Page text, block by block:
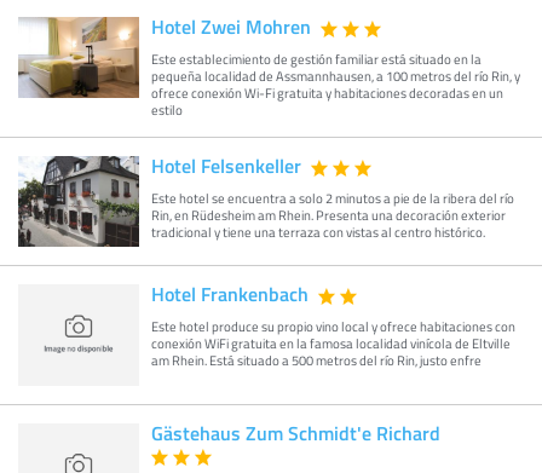
Hotel Zwei Mohren
Este establecimiento de gestión familiar está situado en la
pequeña localidad de Assmannhausen, a 100 metros del río Rin, y
ofrece conexión Wi-Fi gratuita y habitaciones decoradas en un
estilo
Hotel Felsenkeller
Este hotel se encuentra a solo 2 minutos a pie de la ribera del río
Rin, en Rüdesheim am Rhein. Presenta una decoración exterior
tradicional y tiene una terraza con vistas al centro histórico.
Hotel Frankenbach
Este hotel produce su propio vino local y ofrece habitaciones con
conexión WiFi gratuita en la famosa localidad vinícola de Eltville
am Rhein. Está situado a 500 metros del río Rin, justo enfre
Gästehaus Zum Schmidt'e Richard